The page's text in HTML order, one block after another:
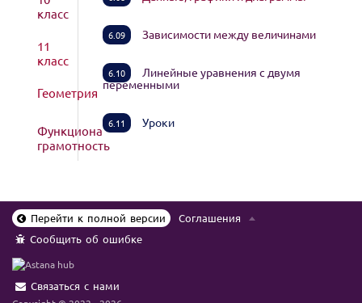
класс
11
класс
Геометрия
Функциональная
грамотность
6.09 Зависимости между величинами
6.10
Линейные уравнения с двумя
переменными
6.11 Уроки
Перейти к полной версии
Соглашения
Сообщить об ошибке
Связаться с нами